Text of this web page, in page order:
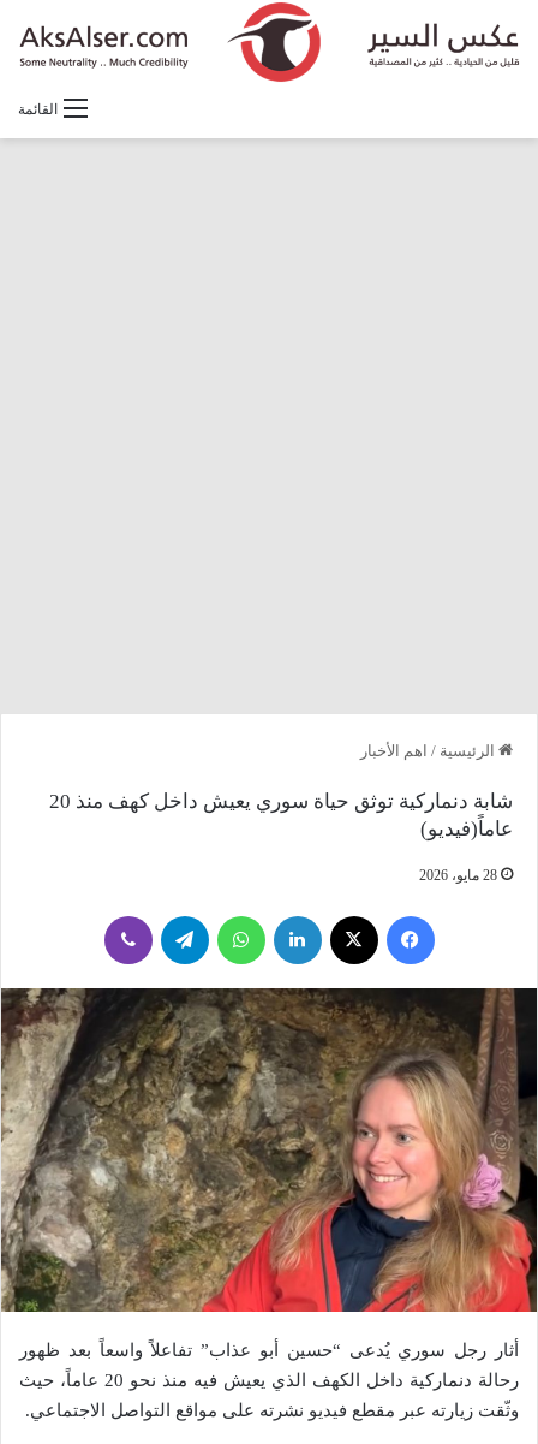
القائمة
الرئيسية / اهم الأخبار
شابة دنماركية توثق حياة سوري يعيش داخل كهف منذ 20
عاماً(فيديو)
28 مايو، 2026
فيسبوك لينكدإن واتساب تيلقرام
أثار رجل سوري يُدعى “حسين أبو عذاب” تفاعلاً واسعاً بعد ظهور
رحالة دنماركية داخل الكهف الذي يعيش فيه منذ نحو 20 عاماً، حيث
وثّقت زيارته عبر مقطع فيديو نشرته على مواقع التواصل الاجتماعي.